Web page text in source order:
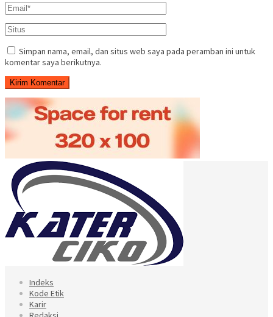
Simpan nama, email, dan situs web saya pada peramban ini untuk
komentar saya berikutnya.
Indeks
Kode Etik
Karir